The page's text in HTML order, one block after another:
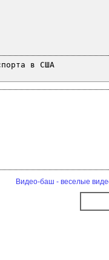
в США
Видео-баш - веселые